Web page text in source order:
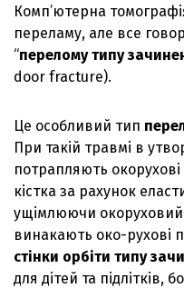
Комп’ютерна
переламу, але все
“перелому типу
door fracture).
Це особливий тип
При такій травмі в
потрапляють
кістка за рахунок
ущімлюючи окоруховий
винакають око-рухові
стінки орбіти типу
для дітей та підлітків,